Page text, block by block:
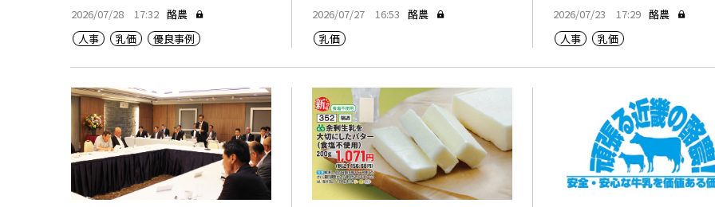
2026/07/28 17:32 酪農
人事
乳価 優良事例
2026/07/27 16:53 酪農
乳価
2026/07/23 17:29 酪農
人事
乳価